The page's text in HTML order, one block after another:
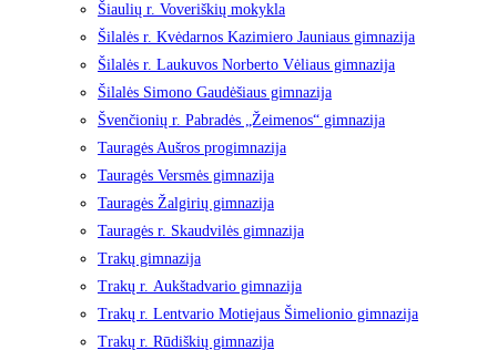
Šiaulių r. Voveriškių mokykla
Šilalės r. Kvėdarnos Kazimiero Jauniaus gimnazija
Šilalės r. Laukuvos Norberto Vėliaus gimnazija
Šilalės Simono Gaudėšiaus gimnazija
Švenčionių r. Pabradės „Žeimenos“ gimnazija
Tauragės Aušros progimnazija
Tauragės Versmės gimnazija
Tauragės Žalgirių gimnazija
Tauragės r. Skaudvilės gimnazija
Trakų gimnazija
Trakų r. Aukštadvario gimnazija
Trakų r. Lentvario Motiejaus Šimelionio gimnazija
Trakų r. Rūdiškių gimnazija